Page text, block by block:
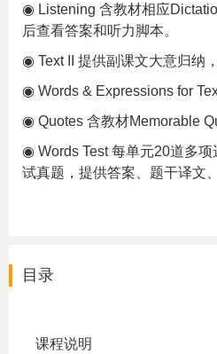
◉ Listening 含教材相应
后查看答案和听力脚本。
◉ Text II 提供副课文大意归纳
◉ Words & Expressions for
◉ Quotes 含教材Memorable
◉ Words Test 每单元20道多
试真题，提供答案、题干译文
目录
课程说明